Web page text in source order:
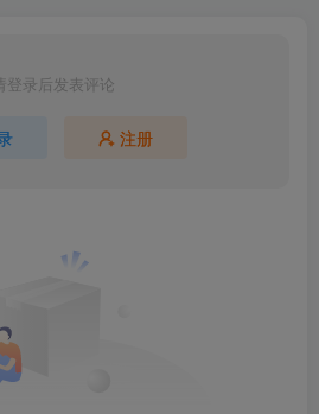
登录后发表评论
注册